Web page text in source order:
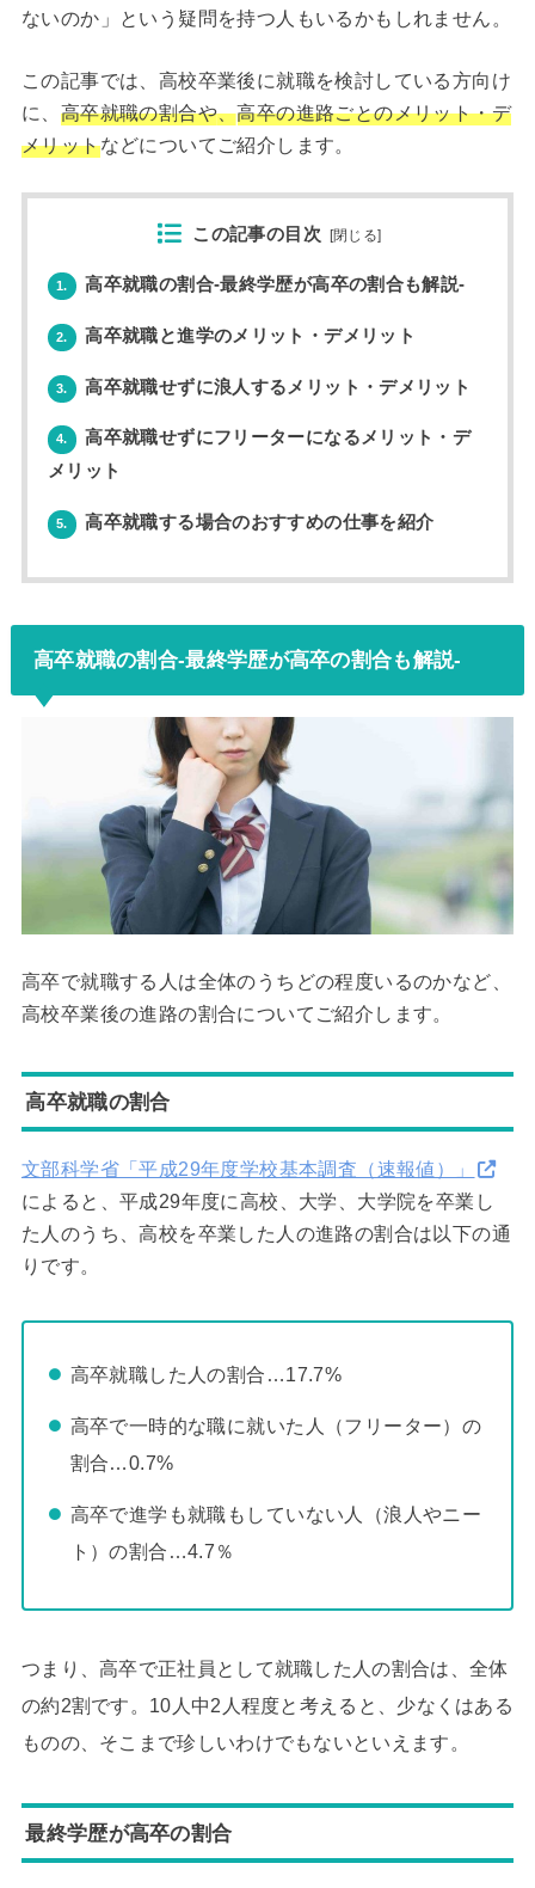
ないのか」という疑問を持つ人もいるかもしれません。
この記事では、高校卒業後に就職を検討している方向け
に、 高卒就職の割合や、高卒の進路ごとのメリット・デ
メリットなどについてご紹介します。
この記事の目次 [閉じる]
1. 高卒就職の割合-最終学歴が高卒の割合も解説-
2. 高卒就職と進学のメリット・デメリット
3. 高卒就職せずに浪人するメリット・デメリット
4.
高卒就職せずにフリーターになるメリット・デ
メリット
5. 高卒就職する場合のおすすめの仕事を紹介
高卒就職の割合-最終学歴が高卒の割合も解説-
高卒で就職する人は全体のうちどの程度いるのかなど、
高校卒業後の進路の割合についてご紹介します。
高卒就職の割合
文部科学省「平成29年度学校基本調査（速報値）」
によると、平成29年度に高校、大学、大学院を卒業し
た人のうち、高校を卒業した人の進路の割合は以下の通
りです。
高卒就職した人の割合…17.7%
高卒で一時的な職に就いた人（フリーター）の
割合…0.7%
高卒で進学も就職もしていない人（浪人やニー
ト）の割合…4.7％
つまり、高卒で正社員として就職した人の割合は、全体
の約2割です。10人中2人程度と考えると、少なくはある
ものの、そこまで珍しいわけでもないといえます。
最終学歴が高卒の割合